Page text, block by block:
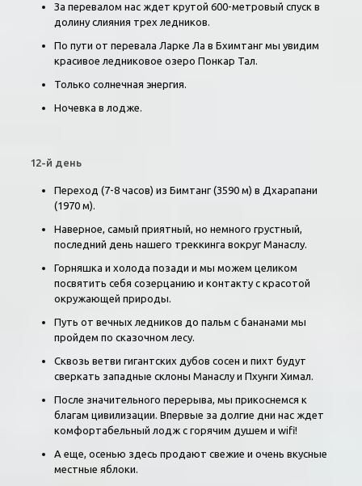
За перевалом нас ждет крутой 600-метровый спуск в
долину слияния трех ледников.
По пути от перевала Ларке Ла в Бхимтанг мы увидим
красивое ледниковое озеро Понкар Тал.
Только солнечная энергия.
Ночевка в лодже.
12-й день
Переход (7-8 часов) из Бимтанг (3590 м) в Дхарапани
(1970 м).
Наверное, самый приятный, но немного грустный,
последний день нашего треккинга вокруг Манаслу.
Горняшка и холода позади и мы можем целиком
посвятить себя созерцанию и контакту с красотой
окружающей природы.
Путь от вечных ледников до пальм с бананами мы
пройдем по сказочном лесу.
Сквозь ветви гигантских дубов сосен и пихт будут
сверкать западные склоны Манаслу и Пхунги Химал.
После значительного перерыва, мы прикоснемся к
благам цивилизации. Впервые за долгие дни нас ждет
комфортабельный лодж с горячим душем и wifi!
А еще, осенью здесь продают свежие и очень вкусные
местные яблоки.